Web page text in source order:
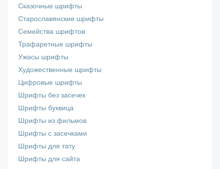
Сказочные шрифты
Старославянские шрифты
Семейства шрифтов
Трафаретные шрифты
Ужасы шрифты
Художественные шрифты
Цифровые шрифты
Шрифты без засечек
Шрифты буквица
Шрифты из фильмов
Шрифты с засечками
Шрифты для тату
Шрифты для сайта